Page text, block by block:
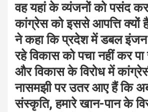
वह यहां के व्यंजनों को पसंद
कांग्रेस को इससे आपत्ति क्यों
ने कहा कि प्रदेश में डबल
रहे विकास को पचा नहीं कर
और विकास के विरोध में
नासमझी पर उतर आए हैं कि अब
संस्कृति, हमारे खान-पान के